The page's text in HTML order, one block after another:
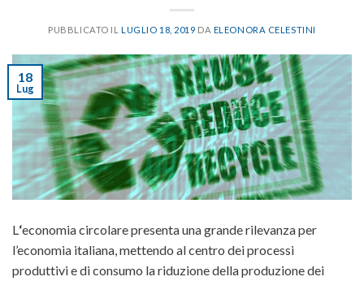
PUBBLICATO ILLUGLIO 18, 2019 DA ELEONORA CELESTINI
18
Lug
L ‘economia circolarepresenta una grande rilevanza per
l’economia italiana, mettendo al centro dei processi
produttivi e di consumo la riduzione della produzione dei